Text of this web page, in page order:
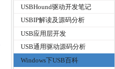
USBHound驱动开发笔记
USBIP解读及源码分析
USB应用层开发
USB通用驱动源码分析
Windows下USB百科